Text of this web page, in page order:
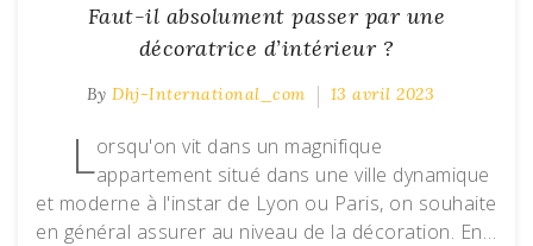
Faut-il absolument passer par une
décoratrice d’intérieur ?
ByDhj-International_com 13 avril 2023
Lorsqu'on vit dans un magnifique
appartement situé dans une ville dynamique
et moderne à l'instar de Lyon ou Paris, on souhaite
en général assurer au niveau de la décoration. En…